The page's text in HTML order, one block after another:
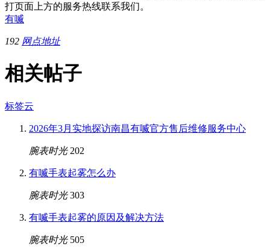
打页面上方的服务热线联系我们。
有喴
192 网点地址
相关帖子
标签云
2026年3月实地探访南昌有喴官方售后维修服务中心
腕表时光 202
有喴手表起雾怎么办
腕表时光 303
有喴手表起雾的原因及解决方法
腕表时光 505